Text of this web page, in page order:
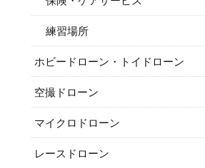
練習場所
ホビードローン・トイドローン
空撮ドローン
マイクロドローン
レースドローン